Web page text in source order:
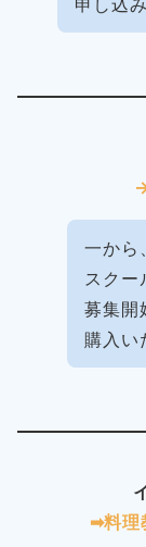
申し込
＊成果
一から
スクー
募集開
購入い
＊成果
➡︎料理